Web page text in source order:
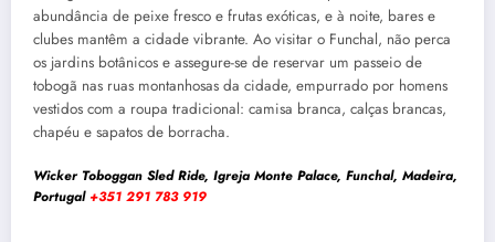
abundância de peixe fresco e frutas exóticas, e à noite, bares e
clubes mantêm a cidade vibrante. Ao visitar o Funchal, não perca
os jardins botânicos e assegure-se de reservar um passeio de
tobogã nas ruas montanhosas da cidade, empurrado por homens
vestidos com a roupa tradicional: camisa branca, calças brancas,
chapéu e sapatos de borracha.
Wicker Toboggan Sled Ride, Igreja Monte Palace, Funchal, Madeira,
Portugal +351 291 783 919